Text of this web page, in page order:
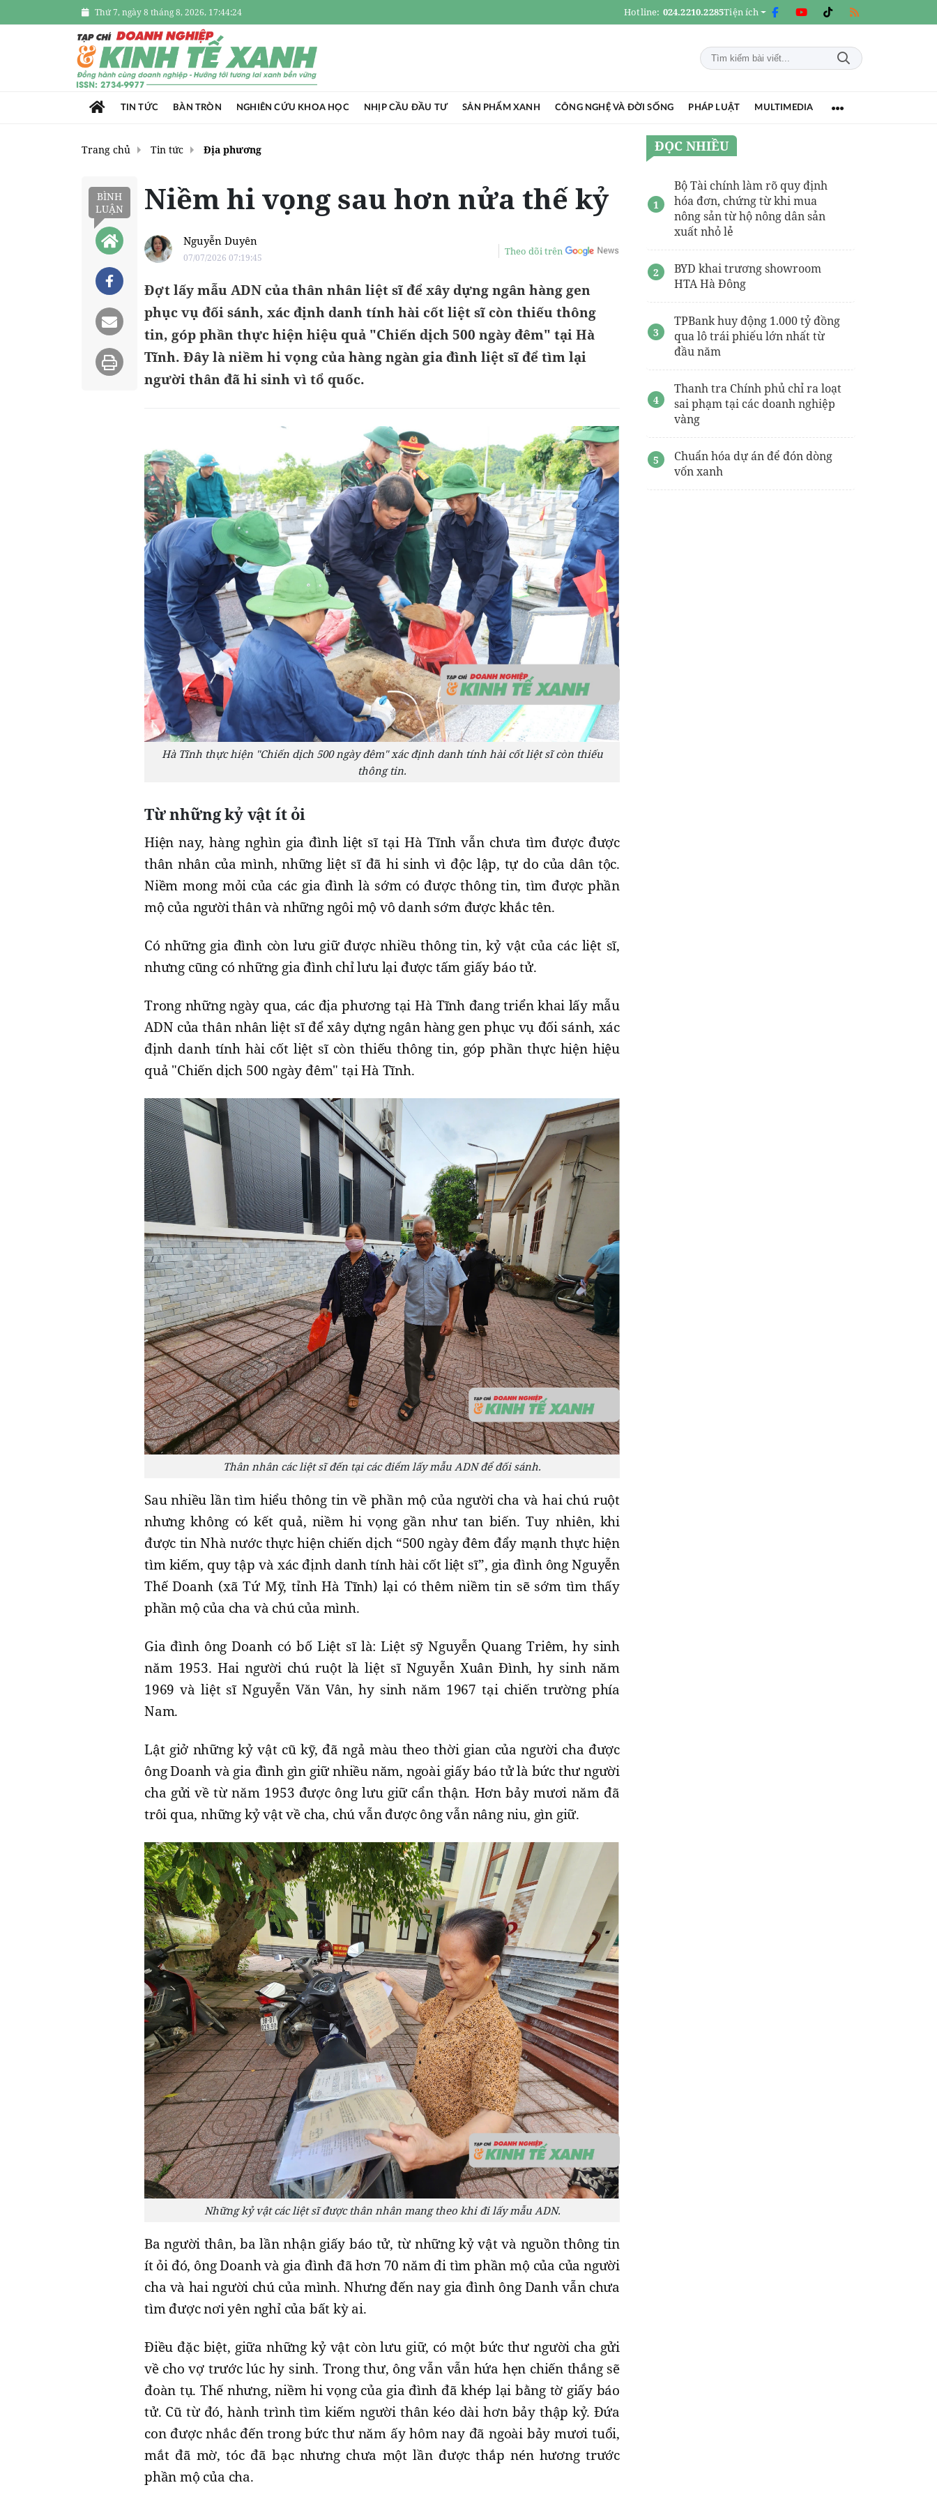
Thứ 7, ngày 8 tháng 8, 2026, 17:44:26 Hotline: 024.2210.2285Tiện ích
TIN TỨC BÀN TRÒN NGHIÊN CỨU KHOA HỌC NHỊP CẦU ĐẦU TƯ SẢN PHẨM XANH CÔNG NGHỆ VÀ ĐỜI SỐNG PHÁP LUẬT MULTIMEDIA
Trang chủ Tin tức Địa phương
BÌNH
LUẬN
Niềm hi vọng sau hơn nửa thế kỷ
Nguyễn Duyên
07/07/2026 07:19:45
Theo dõi trên
Đợt lấy mẫu ADN của thân nhân liệt sĩ để xây dựng ngân hàng gen
phục vụ đối sánh, xác định danh tính hài cốt liệt sĩ còn thiếu thông
tin, góp phần thực hiện hiệu quả "Chiến dịch 500 ngày đêm" tại Hà
Tĩnh. Đây là niềm hi vọng của hàng ngàn gia đình liệt sĩ để tìm lại
người thân đã hi sinh vì tổ quốc.
Hà Tĩnh thực hiện "Chiến dịch 500 ngày đêm" xác định danh tính hài cốt liệt sĩ còn thiếu
thông tin.
Từ những kỷ vật ít ỏi
Hiện nay, hàng nghìn gia đình liệt sĩ tại Hà Tĩnh vẫn chưa tìm được được
thân nhân của mình, những liệt sĩ đã hi sinh vì độc lập, tự do của dân tộc.
Niềm mong mỏi của các gia đình là sớm có được thông tin, tìm được phần
mộ của người thân và những ngôi mộ vô danh sớm được khắc tên.
Có những gia đình còn lưu giữ được nhiều thông tin, kỷ vật của các liệt sĩ,
nhưng cũng có những gia đình chỉ lưu lại được tấm giấy báo tử.
Trong những ngày qua, các địa phương tại Hà Tĩnh đang triển khai lấy mẫu
ADN của thân nhân liệt sĩ để xây dựng ngân hàng gen phục vụ đối sánh, xác
định danh tính hài cốt liệt sĩ còn thiếu thông tin, góp phần thực hiện hiệu
quả "Chiến dịch 500 ngày đêm" tại Hà Tĩnh.
Thân nhân các liệt sĩ đến tại các điểm lấy mẫu ADN để đối sánh.
Sau nhiều lần tìm hiểu thông tin về phần mộ của người cha và hai chú ruột
nhưng không có kết quả, niềm hi vọng gần như tan biến. Tuy nhiên, khi
được tin Nhà nước thực hiện chiến dịch “500 ngày đêm đẩy mạnh thực hiện
tìm kiếm, quy tập và xác định danh tính hài cốt liệt sĩ”, gia đình ông Nguyễn
Thế Doanh (xã Tứ Mỹ, tỉnh Hà Tĩnh) lại có thêm niềm tin sẽ sớm tìm thấy
phần mộ của cha và chú của mình.
Gia đình ông Doanh có bố Liệt sĩ là: Liệt sỹ Nguyễn Quang Triêm, hy sinh
năm 1953. Hai người chú ruột là liệt sĩ Nguyễn Xuân Đình, hy sinh năm
1969 và liệt sĩ Nguyễn Văn Vân, hy sinh năm 1967 tại chiến trường phía
Nam.
Lật giở những kỷ vật cũ kỹ, đã ngả màu theo thời gian của người cha được
ông Doanh và gia đình gìn giữ nhiều năm, ngoài giấy báo tử là bức thư người
cha gửi về từ năm 1953 được ông lưu giữ cẩn thận. Hơn bảy mươi năm đã
trôi qua, những kỷ vật về cha, chú vẫn được ông vẫn nâng niu, gìn giữ.
Những kỷ vật các liệt sĩ được thân nhân mang theo khi đi lấy mẫu ADN.
Ba người thân, ba lần nhận giấy báo tử, từ những kỷ vật và nguồn thông tin
ít ỏi đó, ông Doanh và gia đình đã hơn 70 năm đi tìm phần mộ của của người
cha và hai người chú của mình. Nhưng đến nay gia đình ông Danh vẫn chưa
tìm được nơi yên nghỉ của bất kỳ ai.
Điều đặc biệt, giữa những kỷ vật còn lưu giữ, có một bức thư người cha gửi
về cho vợ trước lúc hy sinh. Trong thư, ông vẫn vẫn hứa hẹn chiến thắng sẽ
đoàn tụ. Thế nhưng, niềm hi vọng của gia đình đã khép lại bằng tờ giấy báo
tử. Cũ từ đó, hành trình tìm kiếm người thân kéo dài hơn bảy thập kỷ. Đứa
con được nhắc đến trong bức thư năm ấy hôm nay đã ngoài bảy mươi tuổi,
mắt đã mờ, tóc đã bạc nhưng chưa một lần được thắp nén hương trước
phần mộ của cha.
ĐỌC NHIỀU
Bộ Tài chính làm rõ quy định
hóa đơn, chứng từ khi mua
nông sản từ hộ nông dân sản
xuất nhỏ lẻ
BYD khai trương showroom
HTA Hà Đông
TPBank huy động 1.000 tỷ đồng
qua lô trái phiếu lớn nhất từ
đầu năm
Thanh tra Chính phủ chỉ ra loạt
sai phạm tại các doanh nghiệp
vàng
Chuẩn hóa dự án để đón dòng
vốn xanh